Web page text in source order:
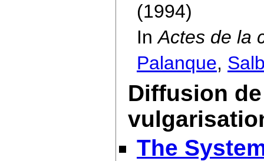
(1994)
InActes de la
Palanque,
Diffusion
The